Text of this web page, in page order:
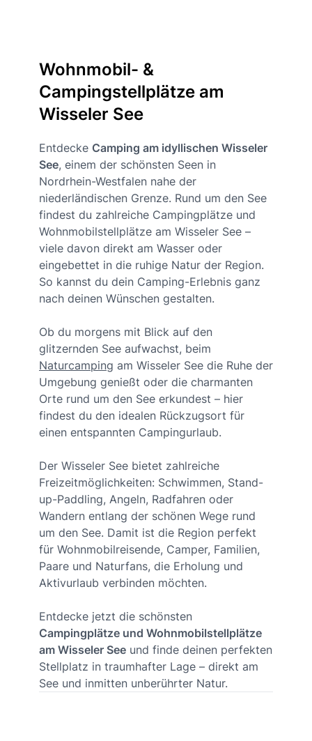
Wohnmobil- &
Campingstellplätze am
Wisseler See
Entdecke Camping am idyllischen Wisseler
See, einem der schönsten Seen in
Nordrhein-Westfalen nahe der
niederländischen Grenze. Rund um den See
findest du zahlreiche Campingplätze und
Wohnmobilstellplätze am Wisseler See –
viele davon direkt am Wasser oder
eingebettet in die ruhige Natur der Region.
So kannst du dein Camping-Erlebnis ganz
nach deinen Wünschen gestalten.
Ob du morgens mit Blick auf den
glitzernden See aufwachst, beim
Naturcamping am Wisseler See die Ruhe der
Umgebung genießt oder die charmanten
Orte rund um den See erkundest – hier
findest du den idealen Rückzugsort für
einen entspannten Campingurlaub.
Der Wisseler See bietet zahlreiche
Freizeitmöglichkeiten: Schwimmen, Stand-
up-Paddling, Angeln, Radfahren oder
Wandern entlang der schönen Wege rund
um den See. Damit ist die Region perfekt
für Wohnmobilreisende, Camper, Familien,
Paare und Naturfans, die Erholung und
Aktivurlaub verbinden möchten.
Entdecke jetzt die schönsten
Campingplätze und Wohnmobilstellplätze
am Wisseler See und finde deinen perfekten
Stellplatz in traumhafter Lage – direkt am
See und inmitten unberührter Natur.